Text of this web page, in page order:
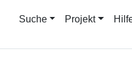
Suche Projekt